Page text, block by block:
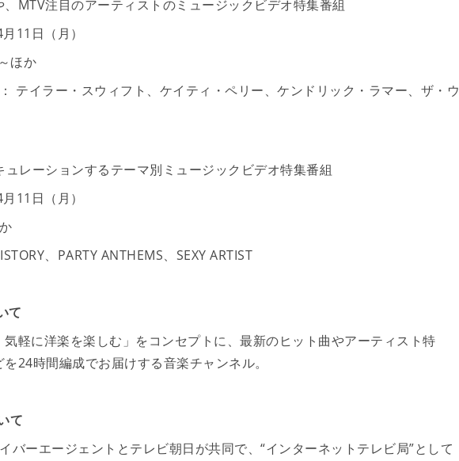
、MTV注目のアーティストのミュージックビデオ特集番組
11日（月）
ほか
テイラー・スウィフト、ケイティ・ペリー、ケンドリック・ラマー、ザ・ウ
ュレーションするテーマ別ミュージックビデオ特集番組
11日（月）
、PARTY ANTHEMS、SEXY ARTIST
て
気軽に洋楽を楽しむ」をコンセプトに、最新のヒット曲やアーティスト特
24時間編成でお届けする音楽チャンネル。
て
バーエージェントとテレビ朝日が共同で、“インターネットテレビ局”として